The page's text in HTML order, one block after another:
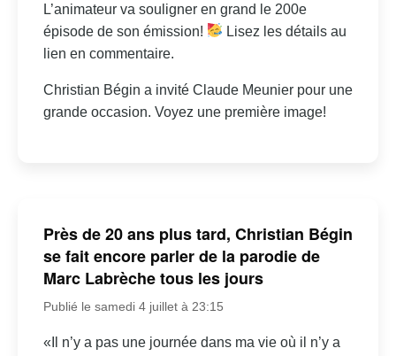
L’animateur va souligner en grand le 200e
épisode de son émission!
Lisez les détails au
lien en commentaire.
Christian Bégin a invité Claude Meunier pour une
grande occasion. Voyez une première image!
Près de 20 ans plus tard, Christian Bégin
se fait encore parler de la parodie de
Marc Labrèche tous les jours
Publié le samedi 4 juillet à 23:15
«Il n’y a pas une journée dans ma vie où il n’y a